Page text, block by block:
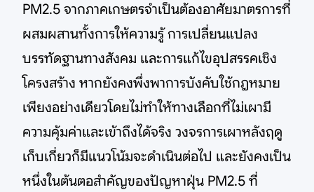
PM2.5 จากภาคเกษตรจำเป็นต้องอาศัยมาตรการที่
ผสมผสานทั้งการให้ความรู้ การเปลี่ยนแปลง
บรรทัดฐานทางสังคม และการแก้ไขอุปสรรคเชิง
โครงสร้าง หากยังคงพึ่งพาการบังคับใช้กฎหมาย
เพียงอย่างเดียวโดยไม่ทำให้ทางเลือกที่ไม่เผามี
ความคุ้มค่าและเข้าถึงได้จริง วงจรการเผาหลังฤดู
เก็บเกี่ยวก็มีแนวโน้มจะดำเนินต่อไป และยังคงเป็น
หนึ่งในต้นตอสำคัญของปัญหาฝุ่น PM2.5 ที่